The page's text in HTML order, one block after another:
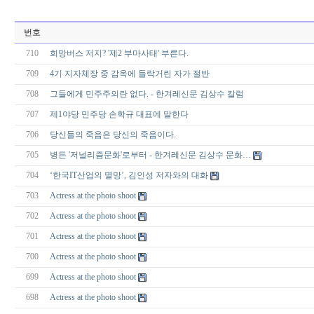
번호
710 희망버스 저지? '제2 부마사태' 부른다.
709 4기 지자체장 중 감옥에 들락거린 자가 절반
708 그들에게 민주주의란 없다. - 한겨레신문 김상수 칼럼
707 제1야당 민주당 손학규 대표에 말한다
706 당신들의 죽음은 당신의 죽음이다.
705 병든 '저널리즘문화'로부터 - 한겨레신문 김상수 문화…
704 ‘한국IT산업의 멸망’, 김인성 저자와의 대화
703 Actress at the photo shoot
702 Actress at the photo shoot
701 Actress at the photo shoot
700 Actress at the photo shoot
699 Actress at the photo shoot
698 Actress at the photo shoot